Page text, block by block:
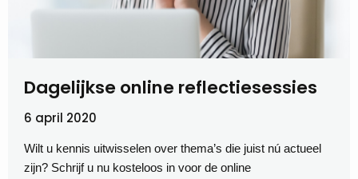
Dagelijkse online reflectiesessies
6 april 2020
Wilt u kennis uitwisselen over thema’s die juist nú actueel
zijn? Schrijf u nu kosteloos in voor de online